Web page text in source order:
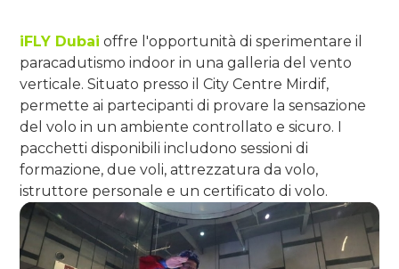
iFLY Dubai offre l'opportunità di sperimentare il
paracadutismo indoor in una galleria del vento
verticale. Situato presso il City Centre Mirdif,
permette ai partecipanti di provare la sensazione
del volo in un ambiente controllato e sicuro. I
pacchetti disponibili includono sessioni di
formazione, due voli, attrezzatura da volo,
istruttore personale e un certificato di volo.